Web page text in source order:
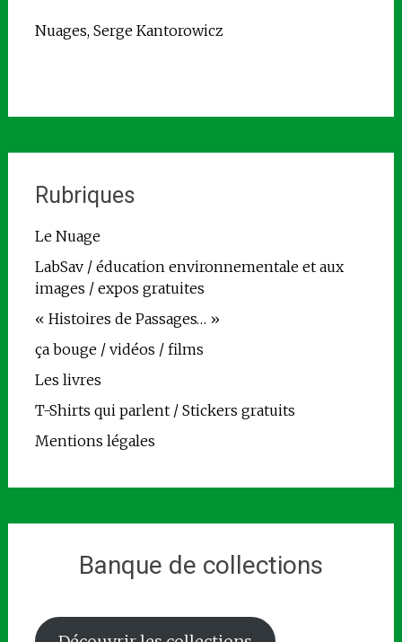
Nuages, Serge Kantorowicz
Rubriques
Le Nuage
LabSav / éducation environnementale et aux
images / expos gratuites
« Histoires de Passages… »
ça bouge / vidéos / films
Les livres
T-Shirts qui parlent / Stickers gratuits
Mentions légales
Banque de collections